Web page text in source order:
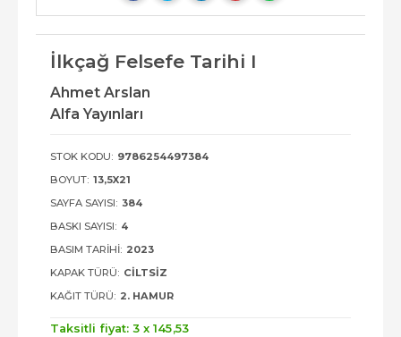
İlkçağ Felsefe Tarihi I
Ahmet Arslan
Alfa Yayınları
STOK KODU: 9786254497384
BOYUT: 13,5X21
SAYFA SAYISI: 384
BASKI SAYISI: 4
BASIM TARIHI: 2023
KAPAK TÜRÜ: CILTSIZ
KAĞIT TÜRÜ: 2. HAMUR
Taksitli fiyat: 3 x 145,53